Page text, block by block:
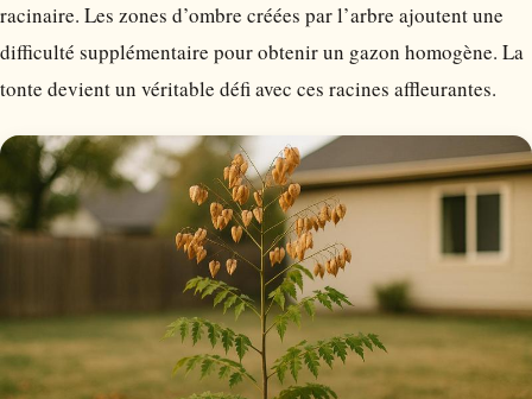
racinaire. Les zones d’ombre créées par l’arbre ajoutent une
difficulté supplémentaire pour obtenir un gazon homogène. La
tonte devient un véritable défi avec ces racines affleurantes.